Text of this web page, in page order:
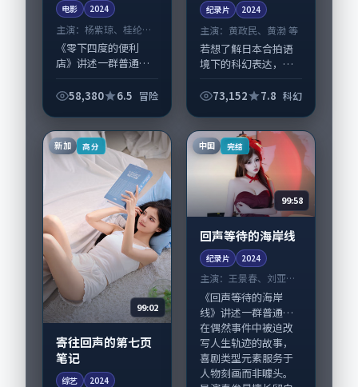
电影 2024
主演： 杨紫琼、桂纶镁
等
《零下四度的便利
店》讲述一群普通人
写人生轨迹的故事，
导演曾国祥擅长留白
叙事，杨紫琼、桂纶
58,380 6.5 冒险
纪录片 2024
主演： 黄政民、黄渤 等
若想了解日本合拍语
境下的科幻表达，
注：剧情侧重人物动
配角群戏并重。影片
2024年面世后在影
73,152 7.8 科幻
新加 高分
99:02
寄往回声的第七页
笔记
综艺 2024
中国 完结
99:58
回声等待的海岸线
纪录片 2024
主演： 王景春、刘亚仁
等
《回声等待的海岸
线》讲述一群普通人
在偶然事件中被迫改
写人生轨迹的故事，
喜剧类型元素服务于
人物刻画而非噱头。